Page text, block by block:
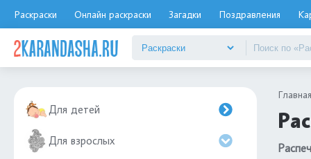
Раскраски Онлайн раскраски Загадки Поздравления
Для детей
Для взрослых
Главная